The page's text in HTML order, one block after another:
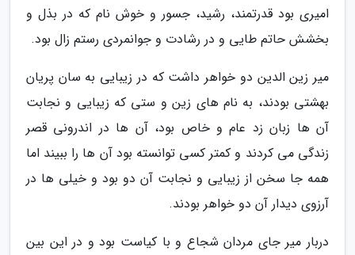
امیری بود قدرتمند، رشید، جسور و خوش نام که در بذل و
بخشش حاتم طایی و در رشادت و جوانمردی رستم زال بود.
میر زین الدین دو خواهر داشت که در زیبایی به سان پریان
بهشتی بودند، به نام های زین و ستی که زیبایی و نجابت
آن ها زبان زد عام و خاص بود، آن ها در اندرونی قصر
زندگی می کردند و کمتر کسی توانسته بود آن ها را ببیند اما
همه جا سخن از زیبایی و نجابت آن دو بود و خیلی ها در
آرزوی دیدار آن دو خواهر بودند.
دربار میر جای مردان شجاع و با کیاست بود و در این بین